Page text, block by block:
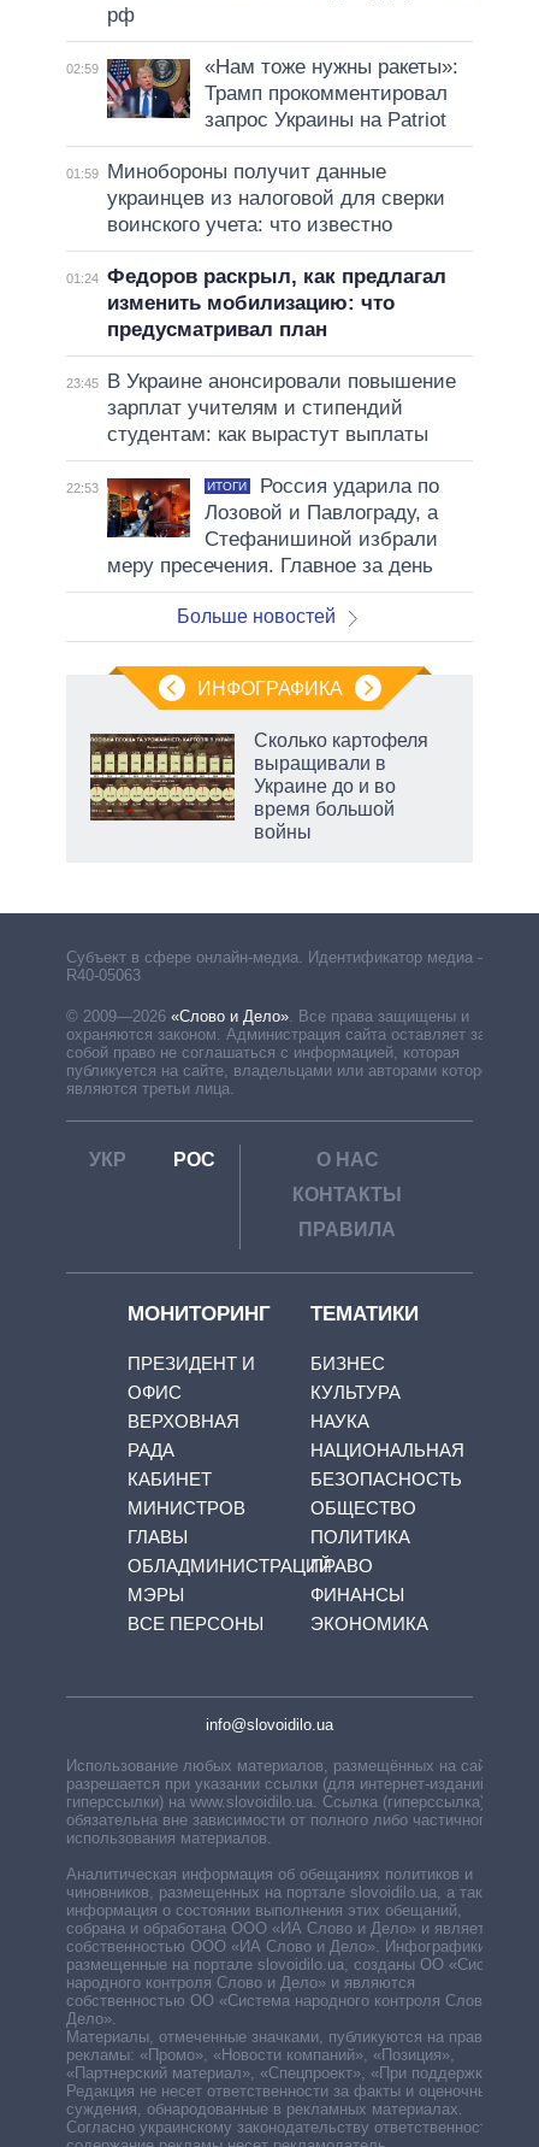
рф
02:59
«Нам тоже нужны ракеты»:
Трамп прокомментировал
запрос Украины на Patriot
01:59
Минобороны получит данные
украинцев из налоговой для сверки
воинского учета: что известно
01:24 Федоров раскрыл, как предлагал
изменить мобилизацию: что
предусматривал план
23:45
В Украине анонсировали повышение
зарплат учителям и стипендий
студентам: как вырастут выплаты
22:53 ИТОГИ
Россия ударила по
Лозовой и Павлограду, а
Стефанишиной избрали
меру пресечения. Главное за день
Больше новостей
ИНФОГРАФИКА
Сколько картофеля
выращивали в
Украине до и во
время большой
войны
Субъект в сфере онлайн-медиа. Идентификатор медиа –
R40-05063
© 2009—2026 «Слово и Дело»
Все права защищены и
охраняются законом. Администрация сайта оставляет за
собой право не соглашаться с информацией, которая
публикуется на сайте, владельцами или авторами которой
являются третьи лица.
УКР РОС
О НАС
КОНТАКТЫ
ПРАВИЛА
МОНИТОРИНГ
ПРЕЗИДЕНТ И
ОФИС
ВЕРХОВНАЯ
РАДА
КАБИНЕТ
МИНИСТРОВ
ГЛАВЫ
ОБЛАДМИНИСТРАЦИЙ
МЭРЫ
ВСЕ ПЕРСОНЫ
ТЕМАТИКИ
БИЗНЕС
КУЛЬТУРА
НАУКА
НАЦИОНАЛЬНАЯ
БЕЗОПАСНОСТЬ
ОБЩЕСТВО
ПОЛИТИКА
ПРАВО
ФИНАНСЫ
ЭКОНОМИКА
info@slovoidilo.ua
Использование любых материалов, размещённых на сайте,
разрешается при указании ссылки (для интернет-изданий —
гиперссылки) на www.slovoidilo.ua. Ссылка (гиперссылка)
обязательна вне зависимости от полного либо частичного
использования материалов.
Аналитическая информация об обещаниях политиков и
чиновников, размещенных на портале slovoidilo.ua, а также
информация о состоянии выполнения этих обещаний,
собрана и обработана ООО «ИА Слово и Дело» и является
собственностью ООО «ИА Слово и Дело». Инфографики,
размещенные на портале slovoidilo.ua, созданы ОО «Система
народного контроля Слово и Дело» и являются
собственностью ОО «Система народного контроля Слово и
Дело».
Материалы, отмеченные значками, публикуются на правах
рекламы: «Промо», «Новости компаний», «Позиция»,
«Партнерский материал», «Спецпроект», «При поддержке».
Редакция не несет ответственности за факты и оценочные
суждения, обнародованные в рекламных материалах.
Согласно украинскому законодательству ответственность за